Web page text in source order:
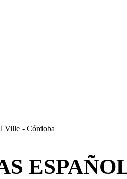
Ville - Córdoba